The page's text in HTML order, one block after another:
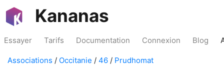
Kananas
Essayer Tarifs Documentation Connexion Blog
Associations / Occitanie / 46 / Prudhomat